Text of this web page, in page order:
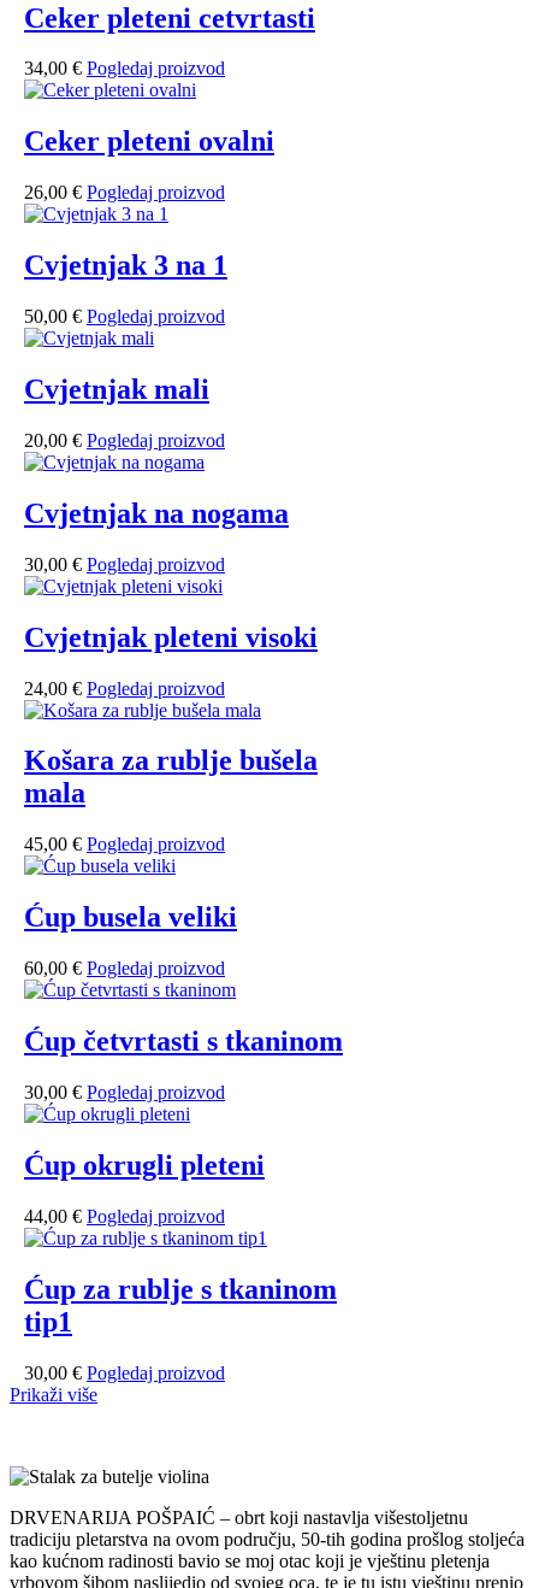
Ceker pleteni cetvrtasti
34,00 € Pogledaj proizvod
Ceker pleteni ovalni
26,00 € Pogledaj proizvod
Cvjetnjak 3 na 1
50,00 € Pogledaj proizvod
Cvjetnjak mali
20,00 € Pogledaj proizvod
Cvjetnjak na nogama
30,00 € Pogledaj proizvod
Cvjetnjak pleteni visoki
24,00 € Pogledaj proizvod
Košara za rublje bušela
mala
45,00 € Pogledaj proizvod
Ćup busela veliki
60,00 € Pogledaj proizvod
Ćup četvrtasti s tkaninom
30,00 € Pogledaj proizvod
Ćup okrugli pleteni
44,00 € Pogledaj proizvod
Ćup za rublje s tkaninom
tip1
30,00 € Pogledaj proizvod
Prikaži više
DRVENARIJA POŠPAIĆ – obrt koji nastavlja višestoljetnu
tradiciju pletarstva na ovom području, 50-tih godina prošlog stoljeća
kao kućnom radinosti bavio se moj otac koji je vještinu pletenja
vrbovom šibom naslijedio od svojeg oca, te je tu istu vještinu prenio